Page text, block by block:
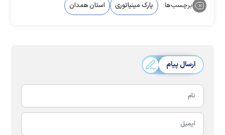
برچسب‌ها: پارک مینیاتوری استان همدان
ارسال پیام